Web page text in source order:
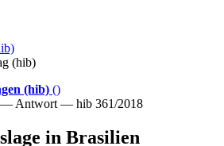
(hib)
(hib) ()
— Antwort — hib 361/2018
in Brasilien